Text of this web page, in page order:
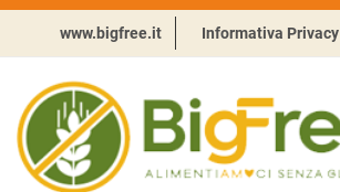
Passa
contenuto
principale
www.bigfree.it Informativa Privacy
BigFree
-
Punto
celiachia